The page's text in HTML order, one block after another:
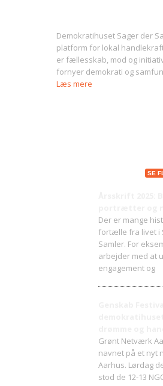
Demokratihuset Sager der
platform for lokal
er fællesskab, mod og
fornyer demokrati og
Læs mere
SE
Der er mange
fortælle fra livet i
Samler. For
arbejder med at
engagement og
Grønt Netværk
navnet på et nyt
Aarhus. Lørdag
stod de 12-13